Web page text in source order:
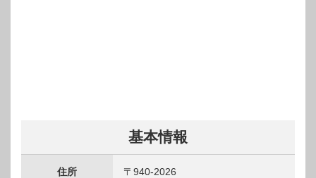
基本情報
住所
〒940-2026